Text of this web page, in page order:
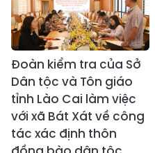
Đoàn kiểm tra của Sở
Dân tộc và Tôn giáo
tỉnh Lào Cai làm việc
với xã Bát Xát về công
tác xác định thôn